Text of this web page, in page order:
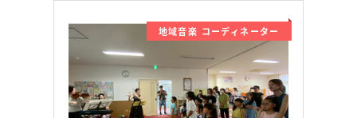
地域音楽 コーディネーター